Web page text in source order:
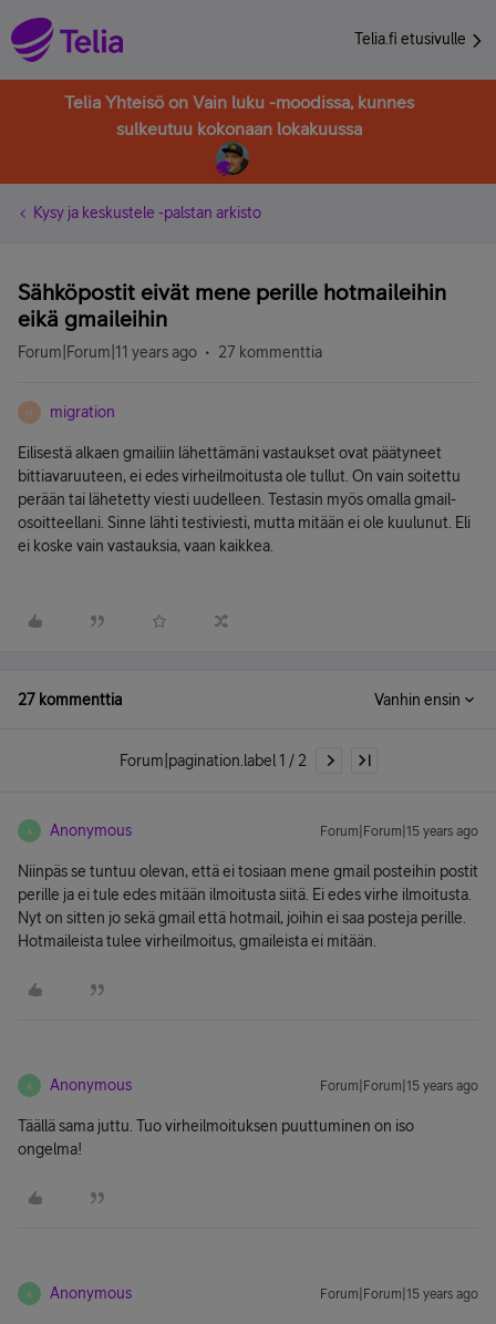
Telia.fi etusivulle
Telia Yhteisö on Vain luku -moodissa, kunnes
sulkeutuu kokonaan lokakuussa
Kysy ja keskustele -palstan arkisto
Sähköpostit eivät mene perille hotmaileihin
eikä gmaileihin
Forum|Forum|11 years ago 27 kommenttia
M migration
Eilisestä alkaen gmailiin lähettämäni vastaukset ovat päätyneet
bittiavaruuteen, ei edes virheilmoitusta ole tullut. On vain soitettu
perään tai lähetetty viesti uudelleen. Testasin myös omalla gmail-
osoitteellani. Sinne lähti testiviesti, mutta mitään ei ole kuulunut. Eli
ei koske vain vastauksia, vaan kaikkea.
27 kommenttia Vanhin ensin
Forum|pagination.label 1 / 2
A Anonymous Forum|Forum|15 years ago
Niinpäs se tuntuu olevan, että ei tosiaan mene gmail posteihin postit
perille ja ei tule edes mitään ilmoitusta siitä. Ei edes virhe ilmoitusta.
Nyt on sitten jo sekä gmail että hotmail, joihin ei saa posteja perille.
Hotmaileista tulee virheilmoitus, gmaileista ei mitään.
A Anonymous Forum|Forum|15 years ago
Täällä sama juttu. Tuo virheilmoituksen puuttuminen on iso
ongelma!
A Anonymous Forum|Forum|15 years ago